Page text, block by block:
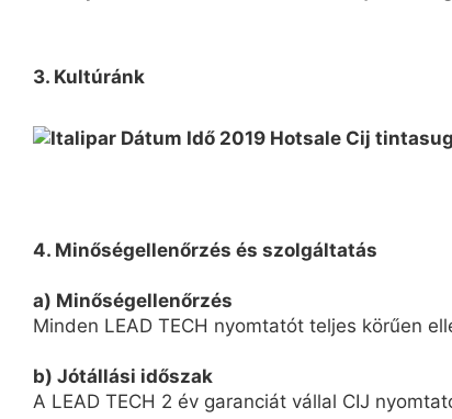
3. Kultúránk
4. Minőségellenőrzés és szolgáltatás
a) Minőségellenőrzés
Minden LEAD TECH nyomtatót teljes körűen
b) Jótállási időszak
A LEAD TECH 2 év garanciát vállal CIJ